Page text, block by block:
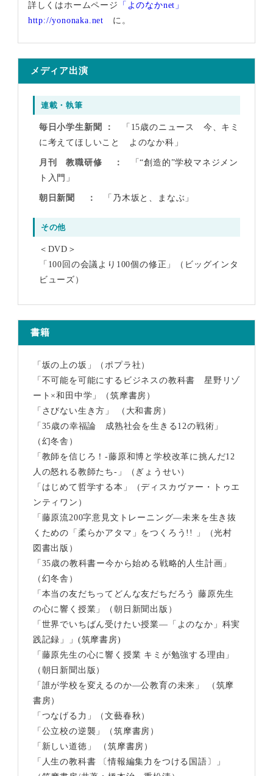
詳しくはホームページ
「よのなかnet」
http://yononaka.net に。
メディア出演
連載・執筆
毎日小学生新聞
「15歳のニュース 今、キミ
に考えてほしいこと よのなか科」
月刊 教職研修
「“創造的”学校マネジメン
ト入門」
朝日新聞 「乃木坂と、まなぶ」
その他
＜DVD＞
「100回の会議より100個の修正」（ビッグインタ
ビューズ）
書籍
「坂の上の坂」（ポプラ社）
「不可能を可能にするビジネスの教科書 星野リゾ
ート×和田中学」（筑摩書房）
「さびない生き方」 （大和書房）
「35歳の幸福論 成熟社会を生きる12の戦術」
（幻冬舎）
「教師を信じろ！-藤原和博と学校改革に挑んだ12
人の怒れる教師たち-」（ぎょうせい）
「はじめて哲学する本」（ディスカヴァー・トゥエ
ンティワン）
「藤原流200字意見文トレーニング―未来を生き抜
くための「柔らかアタマ」をつくろう!! 」（光村
図書出版）
「35歳の教科書ー今から始める戦略的人生計画」
（幻冬舎）
「本当の友だちってどんな友だちだろう 藤原先生
の心に響く授業」（朝日新聞出版）
「世界でいちばん受けたい授業―「よのなか」科実
践記録」」(筑摩書房)
「藤原先生の心に響く授業 キミが勉強する理由」
（朝日新聞出版）
「誰が学校を変えるのか―公教育の未来」 （筑摩
書房）
「つなげる力」（文藝春秋）
「公立校の逆襲」（筑摩書房）
「新しい道徳」 （筑摩書房）
「人生の教科書 〔情報編集力をつける国語〕」